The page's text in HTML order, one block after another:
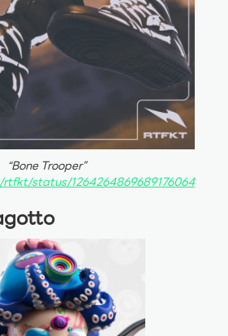
“Bone Trooper”
status/1264264869689176064